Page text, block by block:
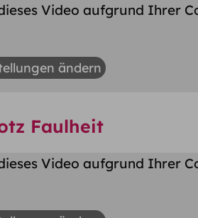
Video aufgrund Ihrer
ändern
Faulheit
Video aufgrund Ihrer